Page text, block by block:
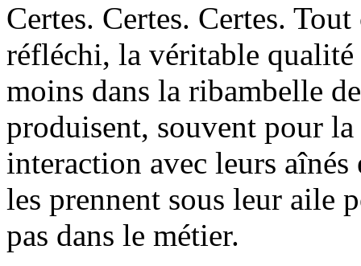
Certes. Certes. Certes.
réfléchi, la véritable
moins dans la ribambelle
produisent, souvent pour
interaction avec leurs
les prennent sous leur aile
pas dans le métier.